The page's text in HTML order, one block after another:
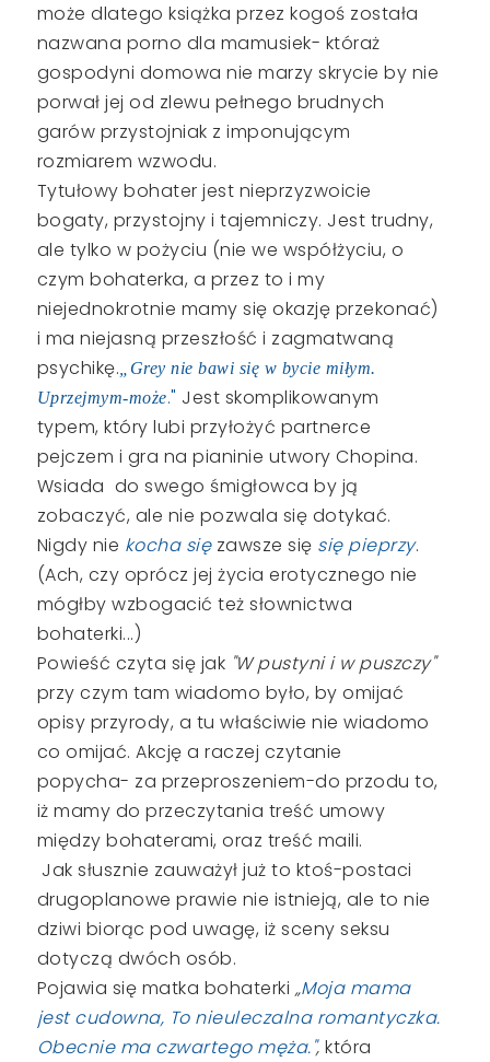
może dlatego książka przez kogoś została
nazwana porno dla mamusiek- któraż
gospodyni domowa nie marzy skrycie by nie
porwał jej od zlewu pełnego brudnych
garów przystojniak z imponującym
rozmiarem wzwodu.
Tytułowy bohater jest nieprzyzwoicie
bogaty, przystojny i tajemniczy. Jest trudny,
ale tylko w pożyciu (nie we współżyciu, o
czym bohaterka, a przez to i my
niejednokrotnie mamy się okazję przekonać)
i ma niejasną przeszłość i zagmatwaną
psychikę. „Grey nie bawi się w bycie miłym.
Uprzejmym-może." Jest skomplikowanym
typem, który lubi przyłożyć partnerce
pejczem i gra na pianinie utwory Chopina.
Wsiada do swego śmigłowca by ją
zobaczyć, ale nie pozwala się dotykać.
Nigdy nie kocha się zawsze się się pieprzy.
(Ach, czy oprócz jej życia erotycznego nie
mógłby wzbogacić też słownictwa
bohaterki...)
Powieść czyta się jak "W pustyni i w puszczy"
przy czym tam wiadomo było, by omijać
opisy przyrody, a tu właściwie nie wiadomo
co omijać. Akcję a raczej czytanie
popycha- za przeproszeniem-do przodu to,
iż mamy do przeczytania treść umowy
między bohaterami, oraz treść maili.
Jak słusznie zauważył już to ktoś-postaci
drugoplanowe prawie nie istnieją, ale to nie
dziwi biorąc pod uwagę, iż sceny seksu
dotyczą dwóch osób.
Pojawia się matka bohaterki „Moja mama
jest cudowna, To nieuleczalna romantyczka.
Obecnie ma czwartego męża.",która